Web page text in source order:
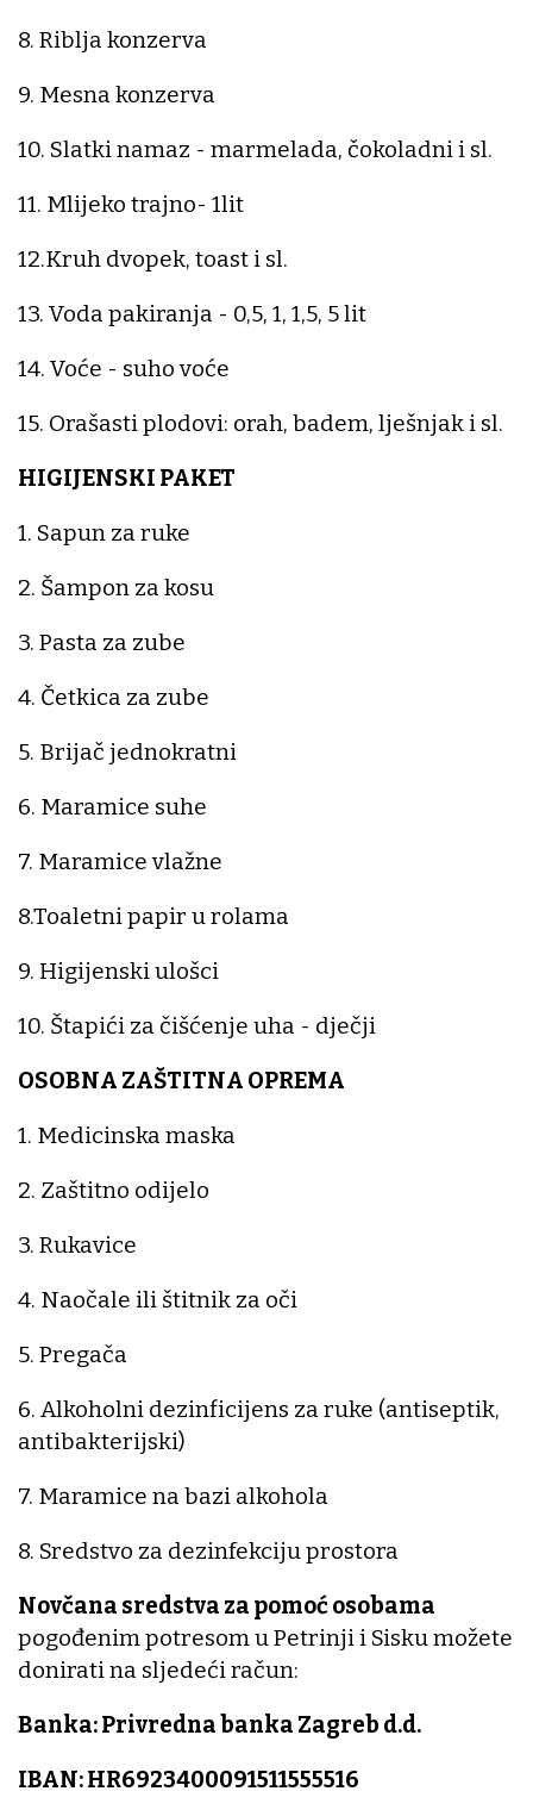
8. Riblja konzerva
9. Mesna konzerva
10. Slatki namaz - marmelada, čokoladni i sl.
11. Mlijeko trajno- 1lit
12.Kruh dvopek, toast i sl.
13. Voda pakiranja - 0,5, 1, 1,5, 5 lit
14. Voće - suho voće
15. Orašasti plodovi: orah, badem, lješnjak i sl.
HIGIJENSKI PAKET
1. Sapun za ruke
2. Šampon za kosu
3. Pasta za zube
4. Četkica za zube
5. Brijač jednokratni
6. Maramice suhe
7. Maramice vlažne
8.Toaletni papir u rolama
9. Higijenski ulošci
10. Štapići za čišćenje uha - dječji
OSOBNA ZAŠTITNA OPREMA
1. Medicinska maska
2. Zaštitno odijelo
3. Rukavice
4. Naočale ili štitnik za oči
5. Pregača
6. Alkoholni dezinficijens za ruke (antiseptik,
antibakterijski)
7. Maramice na bazi alkohola
8. Sredstvo za dezinfekciju prostora
Novčana sredstva za pomoć osobama
pogođenim potresom u Petrinji i Sisku možete
donirati na sljedeći račun:
Banka: Privredna banka Zagreb d.d.
IBAN: HR6923400091511555516